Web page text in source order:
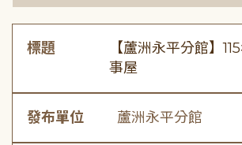
標題
【蘆洲永平分館】
事屋
發布單位 蘆洲永平分館